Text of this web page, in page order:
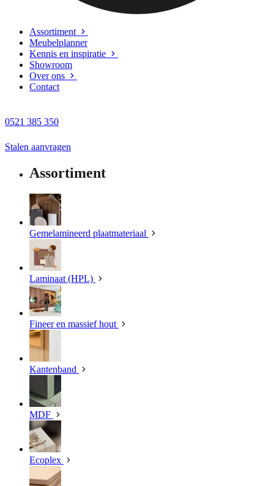
Assortiment
Meubelplanner
Kennis en inspiratie
Showroom
Over ons
Contact
0521 385 350
Stalen aanvragen
Assortiment
Gemelamineerd plaatmateriaal
Laminaat (HPL)
Fineer en massief hout
Kantenband
MDF
Ecoplex